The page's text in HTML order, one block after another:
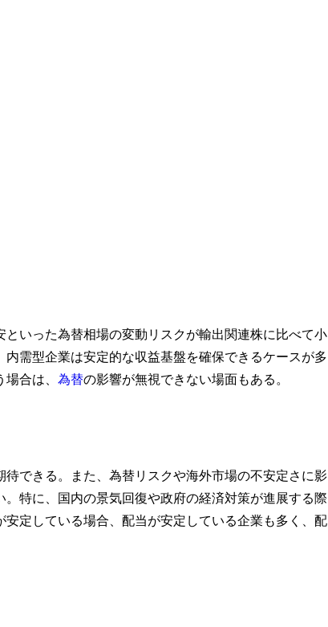
いった為替相場の変動リスクが輸出関連株に比べて小
需型企業は安定的な収益基盤を確保できるケースが多
合は、 為替の影響が無視できない場面もある。
できる。また、為替リスクや海外市場の不安定さに影
特に、国内の景気回復や政府の経済対策が進展する際
定している場合、配当が安定している企業も多く、配